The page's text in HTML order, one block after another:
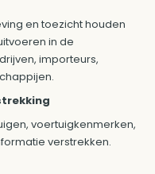
en toezicht houden
in de
importeurs,
voertuigkenmerken,
verstrekken.